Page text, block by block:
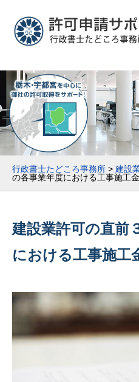
行政書士たどころ事務所 > 建設
の各事業年度における工事施工
建設業許可の直前
における工事施工